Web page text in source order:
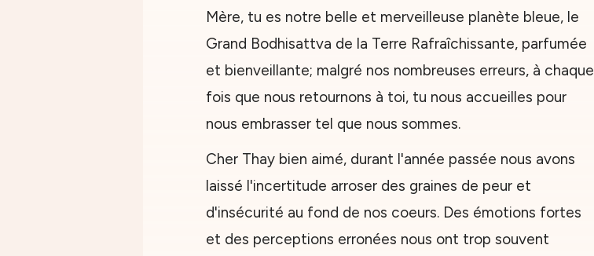
Mère, tu es notre belle et merveilleuse planète bleue, le
Grand Bodhisattva de la Terre Rafraîchissante, parfumée
et bienveillante; malgré nos nombreuses erreurs, à chaque
fois que nous retournons à toi, tu nous accueilles pour
nous embrasser tel que nous sommes.
Cher Thay bien aimé, durant l'année passée nous avons
laissé l'incertitude arroser des graines de peur et
d'insécurité au fond de nos coeurs. Des émotions fortes
et des perceptions erronées nous ont trop souvent